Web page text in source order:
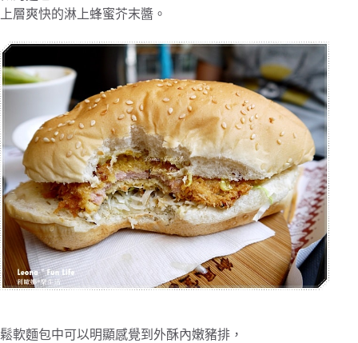
上層爽快的淋上蜂蜜芥末醬。
鬆軟麵包中可以明顯感覺到外酥內嫩豬排，